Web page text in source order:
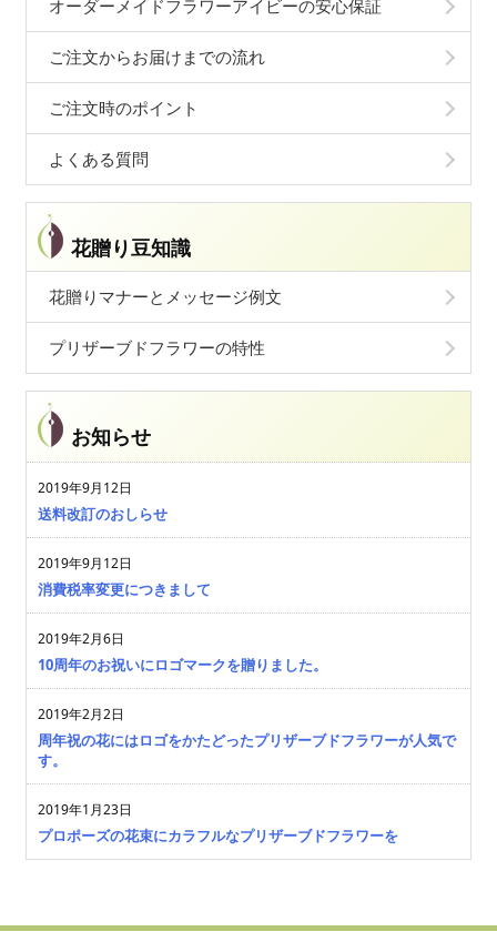
オーダーメイドフラワーアイビーの安心保証
ご注文からお届けまでの流れ
ご注文時のポイント
よくある質問
花贈り豆知識
花贈りマナーとメッセージ例文
プリザーブドフラワーの特性
お知らせ
2019年9月12日
送料改訂のおしらせ
2019年9月12日
消費税率変更につきまして
2019年2月6日
10周年のお祝いにロゴマークを贈りました。
2019年2月2日
周年祝の花にはロゴをかたどったプリザーブドフラワーが人気で
す。
2019年1月23日
プロポーズの花束にカラフルなプリザーブドフラワーを